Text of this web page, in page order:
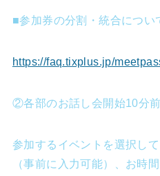
■参加券の分割・統合につい
https://faq.tixplus.jp/
②各部のお話し会開始10分
参加するイベントを選択し
（事前に入力可能）、お時